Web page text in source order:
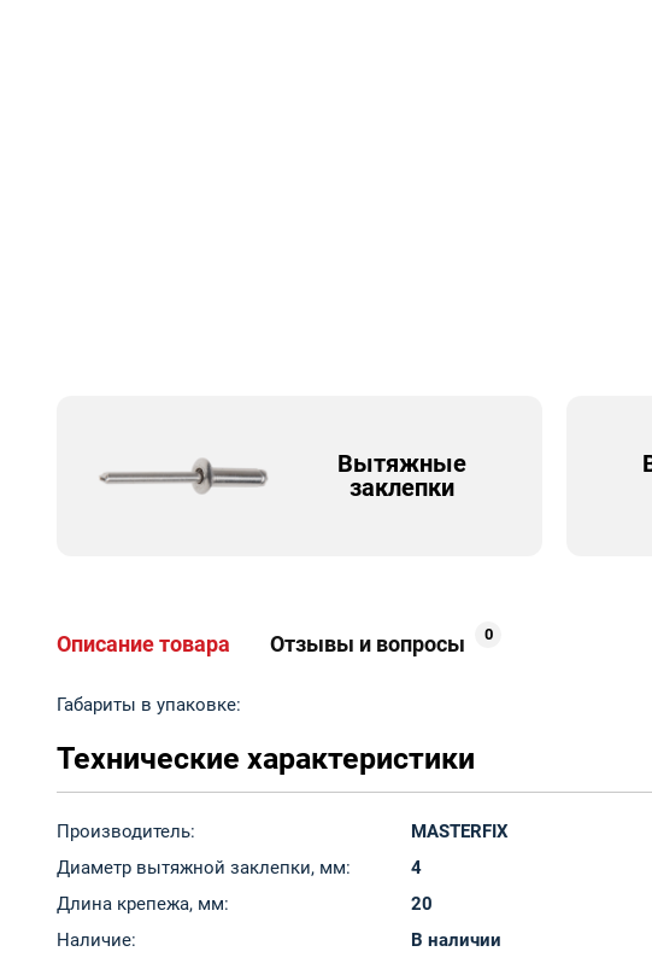
Вытяжные
заклепки
Описание товара Отзывы и вопросы 0
Габариты в упаковке:
Технические характеристики
Производитель:
MASTERFIX
Диаметр вытяжной заклепки, мм:
4
Длина крепежа, мм:
20
Наличие:
В наличии